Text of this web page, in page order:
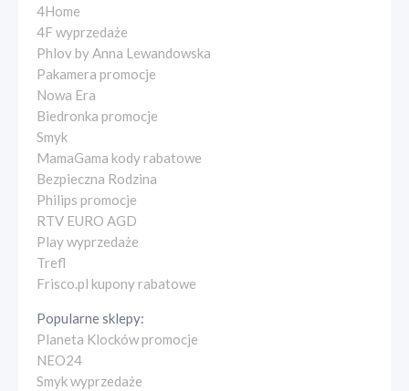
4Home
4F wyprzedaże
Phlov by Anna Lewandowska
Pakamera promocje
Nowa Era
Biedronka promocje
Smyk
MamaGama kody rabatowe
Bezpieczna Rodzina
Philips promocje
RTV EURO AGD
Play wyprzedaże
Trefl
Frisco.pl kupony rabatowe
Popularne sklepy:
Planeta Klocków promocje
NEO24
Smyk wyprzedaże